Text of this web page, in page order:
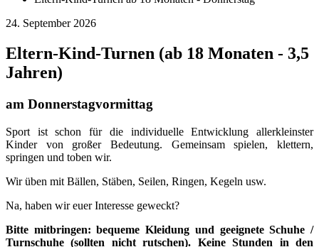
24. September 2026
Eltern-Kind-Turnen (ab 18 Monaten - 3,5
Jahren)
am Donnerstagvormittag
Sport ist schon für die individuelle Entwicklung allerkleinster
Kinder von großer Bedeutung. Gemeinsam spielen, klettern,
springen und toben wir.
Wir üben mit Bällen, Stäben, Seilen, Ringen, Kegeln usw.
Na, haben wir euer Interesse geweckt?
Bitte mitbringen: bequeme Kleidung und geeignete Schuhe /
Turnschuhe (sollten nicht rutschen). Keine Stunden in den